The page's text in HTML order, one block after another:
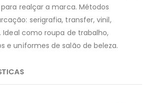
realçar a marca. Métodos
serigrafia, transfer, vinil,
Ideal como roupa de trabalho,
e uniformes de salão de beleza.